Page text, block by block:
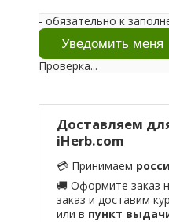
- обязательно к
Проверка...
Доставляем
iHerb.com
💳 Принимаем
🚚 Оформите заказ
заказ и доставим
или в пункт